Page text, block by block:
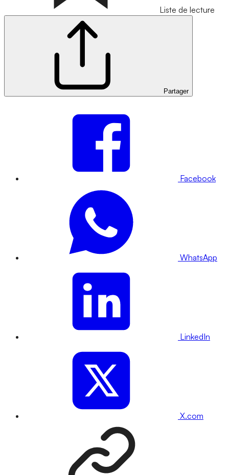
Liste de lecture
Partager
Facebook
WhatsApp
LinkedIn
X.com